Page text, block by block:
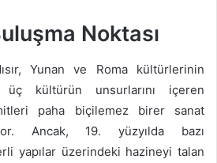
Noktası
Yunan ve Roma kültürlerinin
kültürün unsurlarını içeren
paha biçilemez birer sanat
Ancak, 19. yüzyılda bazı
yapılar üzerindeki hazineyi talan